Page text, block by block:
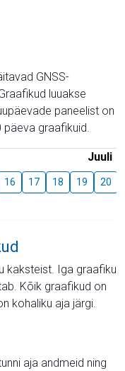
GNSS-
luuakse
paneelist on
graafikuid.
Juuli
16 17 18 19 20
kaksteist. Iga graafiku
Kõik graafikud on
kohaliku aja järgi.
aja andmeid ning